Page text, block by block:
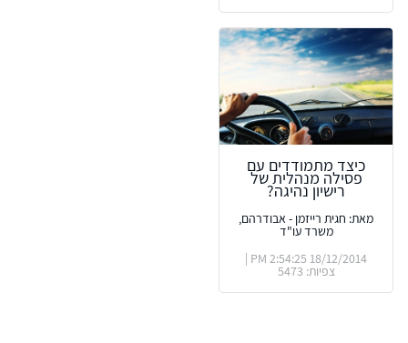
כיצד מתמודדים עם
פסילה מנהלית של
רישיון נהיגה?
מאת: חגית רייזמן - אבודרהם,
משרד עו"ד
18/12/2014 2:54:25 PM |
צפיות: 5473